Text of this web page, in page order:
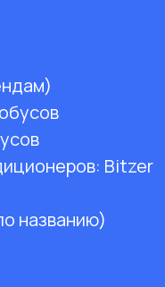
Bitzer
названию)